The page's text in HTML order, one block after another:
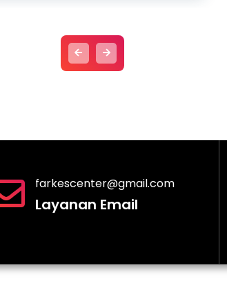
farkescenter@gmail.com
Layanan Email